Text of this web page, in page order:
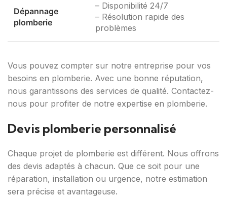
Dépannage
plomberie
– Disponibilité 24/7
– Résolution rapide des
problèmes
Vous pouvez compter sur notre entreprise pour vos
besoins en plomberie. Avec une bonne réputation,
nous garantissons des services de qualité. Contactez-
nous pour profiter de notre expertise en plomberie.
Devis plomberie personnalisé
Chaque projet de plomberie est différent. Nous offrons
des devis adaptés à chacun. Que ce soit pour une
réparation, installation ou urgence, notre estimation
sera précise et avantageuse.